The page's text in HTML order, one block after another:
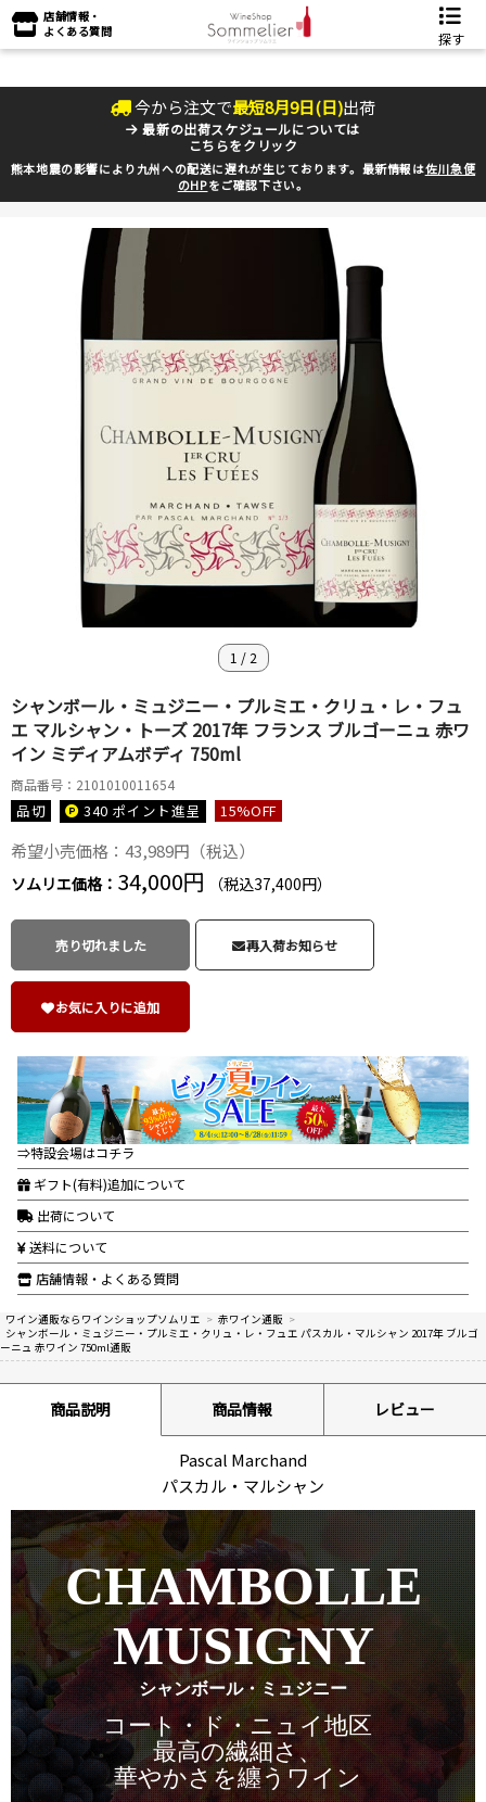
店舗情報・
よくある質問
探す
今から注文で最短8月9日(日)出荷
最新の出荷スケジュールについては
こちらをクリック
熊本地震の影響により九州への配送に遅れが生じております。最新情報は佐川急便
のHPをご確認下さい。
1 / 2
シャンボール・ミュジニー・プルミエ・クリュ・レ・フュ
エ マルシャン・トーズ 2017年 フランス ブルゴーニュ 赤ワ
イン ミディアムボディ 750ml
商品番号：2101010011654
品切 340 ポイント進呈 15%OFF
希望小売価格：43,989円（税込）
ソムリエ価格： 34,000円 （税込37,400円）
売り切れました 再入荷お知らせ
お気に入りに追加
⇒特設会場はコチラ
ギフト(有料)追加について
出荷について
送料について
店舗情報・よくある質問
ワイン通販ならワインショップソムリエ > 赤ワイン通販 >
シャンボール・ミュジニー・プルミエ・クリュ・レ・フュエ パスカル・マルシャン 2017年 ブルゴ
ーニュ 赤ワイン 750ml通販
商品説明 商品情報 レビュー
Pascal Marchand
パスカル・マルシャン
CHAMBOLLE
MUSIGNY
シャンボール・ミュジニー
コート・ド・ニュイ地区
最高の繊細さ、
華やかさを纏うワイン